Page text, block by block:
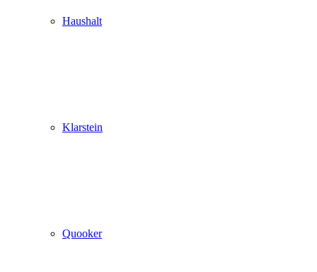
Haushalt
Klarstein
Quooker